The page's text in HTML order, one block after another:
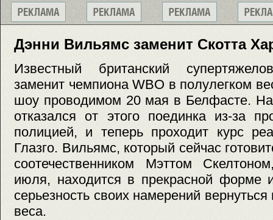
Дэнни Вильямс заменит Скотта
Известный британский
заменит чемпиона WBO в полулегком
шоу проводимом 20 мая в Белфасте.
отказался от этого поединка из-за
полицией, и теперь проходит курс
Глазго. Вильямс, который сейчас
соотечественником Мэттом
июля, находится в прекрасной форме
серьезность своих намерений
веса.